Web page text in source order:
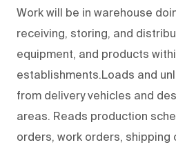
Work will be in warehouse
receiving, storing, and
equipment, and products
establishments.Loads and
from delivery vehicles and
areas. Reads production
orders, work orders, shipping